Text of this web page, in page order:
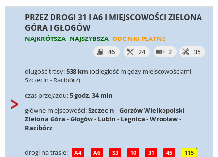
PRZEZ DROGI 31 I A6 I MIEJSCOWOŚCI ZIELONA
GÓRA I GŁOGÓW
NAJKRÓTSZA NAJSZYBSZA ODCINKI PŁATNE
46
24 2 35
długość trasy:538 km (odległość między miejscowościami
Szczecin - Racibórz)
czas przejazdu:5 godz. 34 min
główne miejscowości:Szczecin -Gorzów Wielkopolski -
Zielona Góra -Głogów- Lubin - Legnica -Wrocław-
Racibórz
drogi na trasie: A4 A6 S3 10 31 45 115